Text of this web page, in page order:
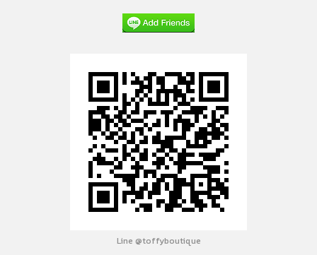
Line @toffyboutique